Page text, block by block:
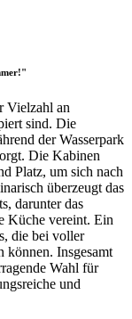
Vielzahl an
sind. Die
der Wasserpark
Die Kabinen
Platz, um sich nach
überzeugt das
darunter das
Küche vereint. Ein
die bei voller
können. Insgesamt
Wahl für
und